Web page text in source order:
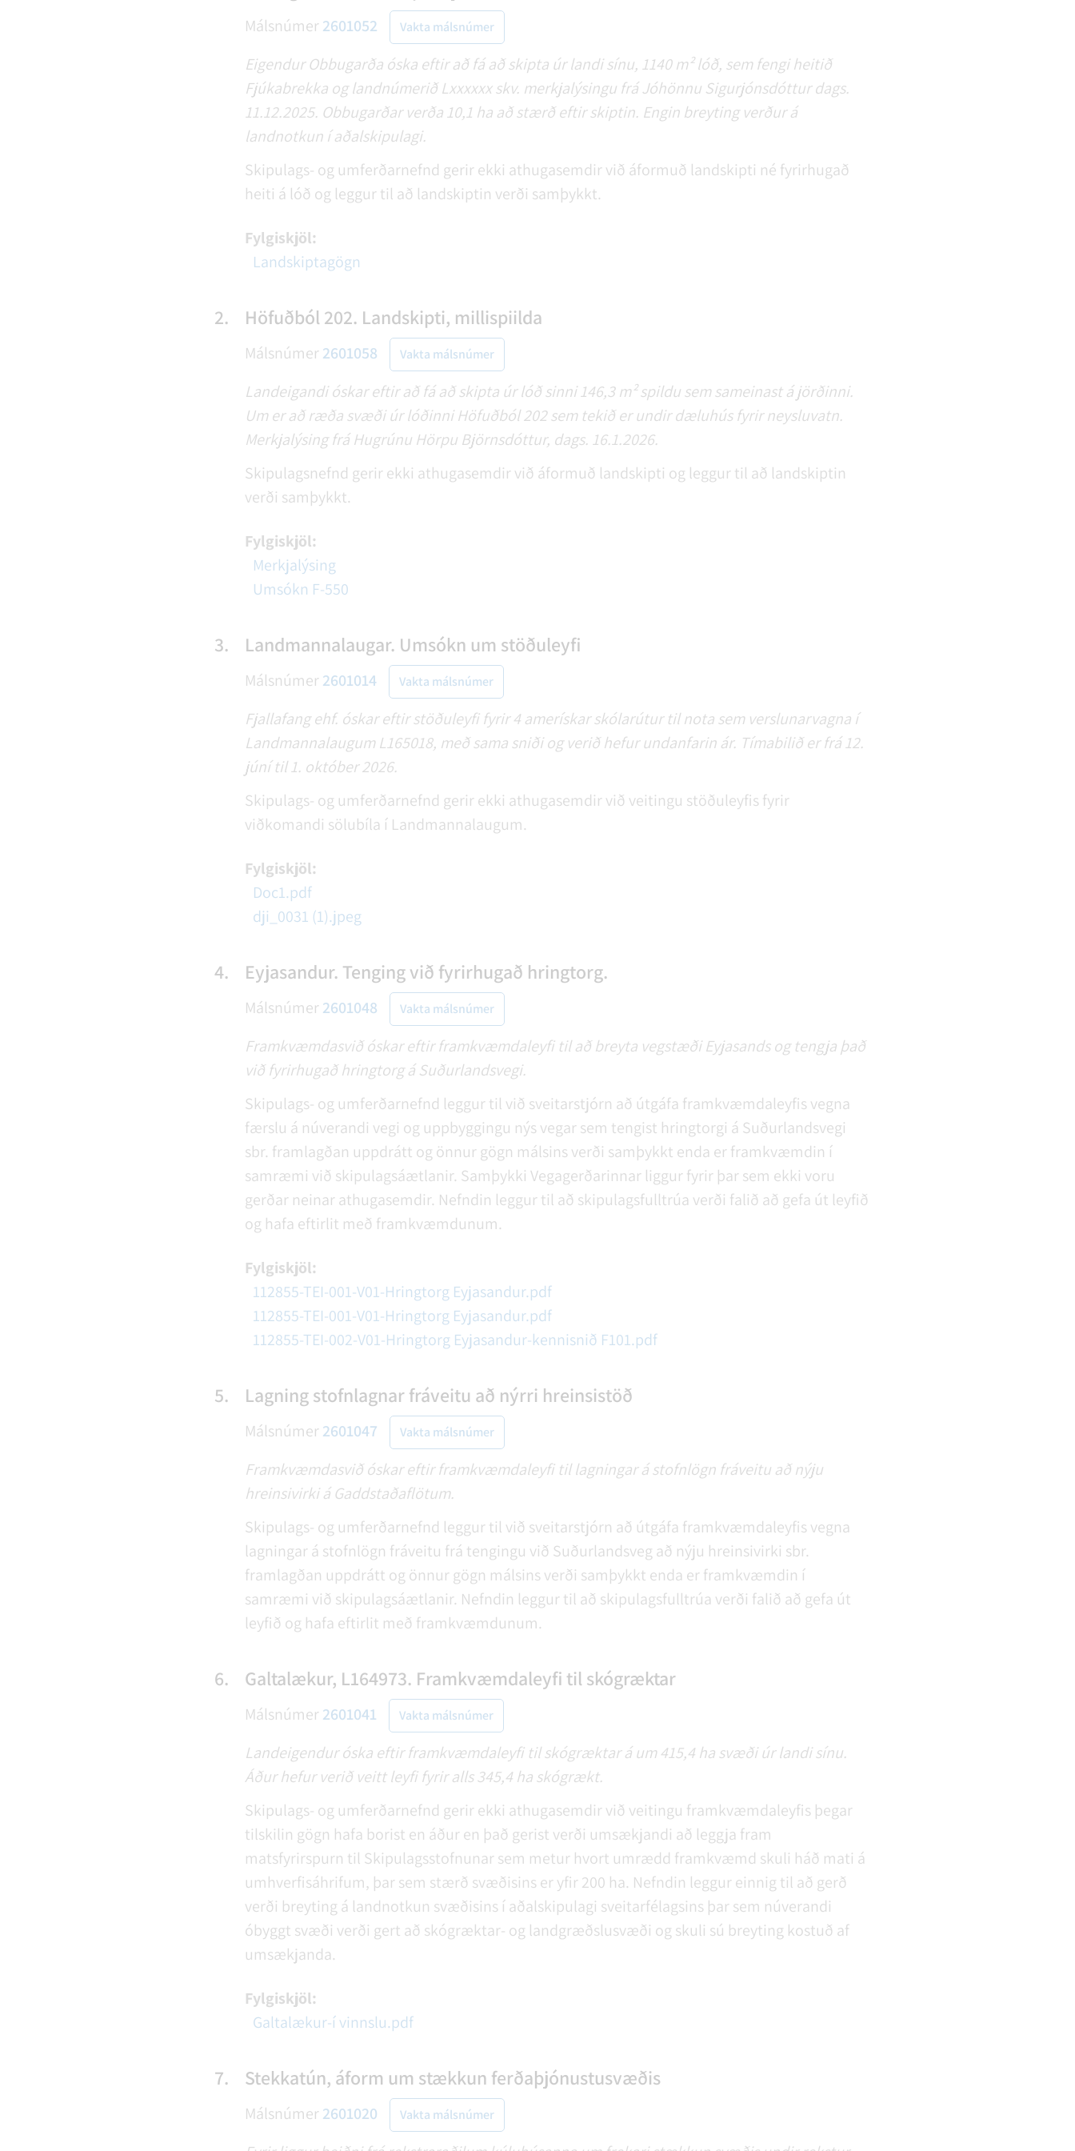
Málsnúmer2601052 Vakta málsnúmer
Eigendur Obbugarða óska eftir að fá að skipta úr landi sínu, 1140 m² lóð, sem fengi heitið
Fjúkabrekka og landnúmerið Lxxxxxx skv. merkjalýsingu frá Jóhönnu Sigurjónsdóttur dags.
11.12.2025. Obbugarðar verða 10,1 ha að stærð eftir skiptin. Engin breyting verður á
landnotkun í aðalskipulagi.
Skipulags- og umferðarnefnd gerir ekki athugasemdir við áformuð landskipti né fyrirhugað
heiti á lóð og leggur til að landskiptin verði samþykkt.
Fylgiskjöl:
Landskiptagögn
2. Höfuðból 202. Landskipti, millispiilda
Málsnúmer2601058 Vakta málsnúmer
Landeigandi óskar eftir að fá að skipta úr lóð sinni 146,3 m² spildu sem sameinast á jörðinni.
Um er að ræða svæði úr lóðinni Höfuðból 202 sem tekið er undir dæluhús fyrir neysluvatn.
Merkjalýsing frá Hugrúnu Hörpu Björnsdóttur, dags. 16.1.2026.
Skipulagsnefnd gerir ekki athugasemdir við áformuð landskipti og leggur til að landskiptin
verði samþykkt.
Fylgiskjöl:
Merkjalýsing
Umsókn F-550
3. Landmannalaugar. Umsókn um stöðuleyfi
Málsnúmer2601014 Vakta málsnúmer
Fjallafang ehf. óskar eftir stöðuleyfi fyrir 4 amerískar skólarútur til nota sem verslunarvagna í
Landmannalaugum L165018, með sama sniði og verið hefur undanfarin ár. Tímabilið er frá 12.
júní til 1. október 2026.
Skipulags- og umferðarnefnd gerir ekki athugasemdir við veitingu stöðuleyfis fyrir
viðkomandi sölubíla í Landmannalaugum.
Fylgiskjöl:
Doc1.pdf
dji_0031 (1).jpeg
4. Eyjasandur. Tenging við fyrirhugað hringtorg.
Málsnúmer2601048 Vakta málsnúmer
Framkvæmdasvið óskar eftir framkvæmdaleyfi til að breyta vegstæði Eyjasands og tengja það
við fyrirhugað hringtorg á Suðurlandsvegi.
Skipulags- og umferðarnefnd leggur til við sveitarstjórn að útgáfa framkvæmdaleyfis vegna
færslu á núverandi vegi og uppbyggingu nýs vegar sem tengist hringtorgi á Suðurlandsvegi
sbr. framlagðan uppdrátt og önnur gögn málsins verði samþykkt enda er framkvæmdin í
samræmi við skipulagsáætlanir. Samþykki Vegagerðarinnar liggur fyrir þar sem ekki voru
gerðar neinar athugasemdir. Nefndin leggur til að skipulagsfulltrúa verði falið að gefa út leyfið
og hafa eftirlit með framkvæmdunum.
Fylgiskjöl:
112855-TEI-001-V01-Hringtorg Eyjasandur.pdf
112855-TEI-001-V01-Hringtorg Eyjasandur.pdf
112855-TEI-002-V01-Hringtorg Eyjasandur-kennisnið F101.pdf
5. Lagning stofnlagnar fráveitu að nýrri hreinsistöð
Málsnúmer2601047 Vakta málsnúmer
Framkvæmdasvið óskar eftir framkvæmdaleyfi til lagningar á stofnlögn fráveitu að nýju
hreinsivirki á Gaddstaðaflötum.
Skipulags- og umferðarnefnd leggur til við sveitarstjórn að útgáfa framkvæmdaleyfis vegna
lagningar á stofnlögn fráveitu frá tengingu við Suðurlandsveg að nýju hreinsivirki sbr.
framlagðan uppdrátt og önnur gögn málsins verði samþykkt enda er framkvæmdin í
samræmi við skipulagsáætlanir. Nefndin leggur til að skipulagsfulltrúa verði falið að gefa út
leyfið og hafa eftirlit með framkvæmdunum.
6. Galtalækur, L164973. Framkvæmdaleyfi til skógræktar
Málsnúmer2601041 Vakta málsnúmer
Landeigendur óska eftir framkvæmdaleyfi til skógræktar á um 415,4 ha svæði úr landi sínu.
Áður hefur verið veitt leyfi fyrir alls 345,4 ha skógrækt.
Skipulags- og umferðarnefnd gerir ekki athugasemdir við veitingu framkvæmdaleyfis þegar
tilskilin gögn hafa borist en áður en það gerist verði umsækjandi að leggja fram
matsfyrirspurn til Skipulagsstofnunar sem metur hvort umrædd framkvæmd skuli háð mati á
umhverfisáhrifum, þar sem stærð svæðisins er yfir 200 ha. Nefndin leggur einnig til að gerð
verði breyting á landnotkun svæðisins í aðalskipulagi sveitarfélagsins þar sem núverandi
óbyggt svæði verði gert að skógræktar- og landgræðslusvæði og skuli sú breyting kostuð af
umsækjanda.
Fylgiskjöl:
Galtalækur-í vinnslu.pdf
7. Stekkatún, áform um stækkun ferðaþjónustusvæðis
Málsnúmer2601020 Vakta málsnúmer